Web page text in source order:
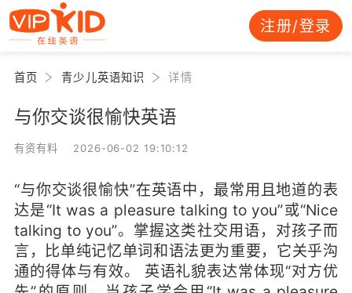
注册/登录
首页 青少儿英语知识 详情
与你交谈很愉快英语
有资有料 2026-06-02 19:10:12
“与你交谈很愉快”在英语中，最常用且地道的表
达是“It was a pleasure talking to you”或“Nice
talking to you”。掌握这类社交用语，对孩子而
言，比单纯记忆单词和语法更为重要，它关乎沟
通的得体与有效。 英语礼貌表达常体现“对方优